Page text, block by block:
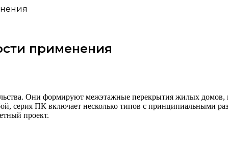
применения
Они формируют межэтажные перекрытия жилых
серия ПК включает несколько типов с принципиальными
проект.